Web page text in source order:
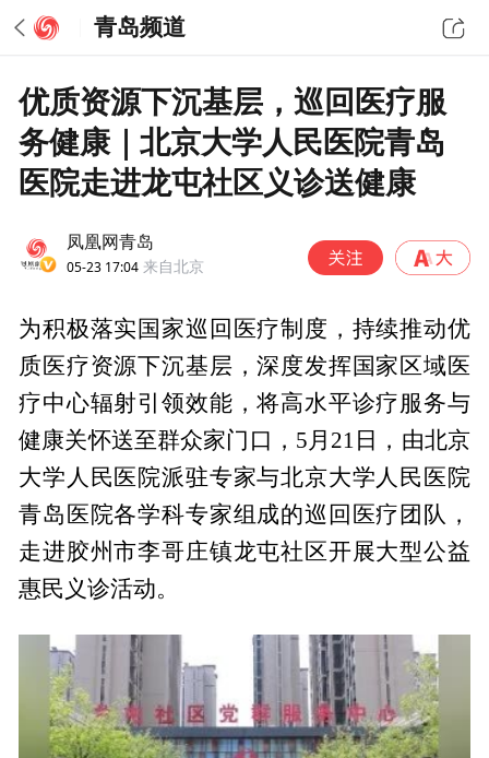
青岛频道
优质资源下沉基层，巡回医疗服
务健康｜北京大学人民医院青岛
医院走进龙屯社区义诊送健康
凤凰网青岛
05-23 17:04 来自北京
为积极落实国家巡回医疗制度，持续推动优
质医疗资源下沉基层，深度发挥国家区域医
疗中心辐射引领效能，将高水平诊疗服务与
健康关怀送至群众家门口，5月21日，由北京
大学人民医院派驻专家与北京大学人民医院
青岛医院各学科专家组成的巡回医疗团队，
走进胶州市李哥庄镇龙屯社区开展大型公益
惠民义诊活动。